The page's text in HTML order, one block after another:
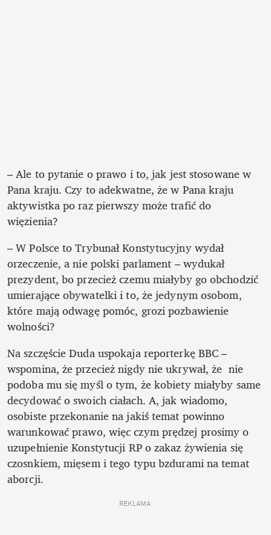
– Ale to pytanie o prawo i to, jak jest stosowane w
Pana kraju. Czy to adekwatne, że w Pana kraju
aktywistka po raz pierwszy może trafić do
więzienia?
– W Polsce to Trybunał Konstytucyjny wydał
orzeczenie, a nie polski parlament – wydukał
prezydent, bo przecież czemu miałyby go obchodzić
umierające obywatelki i to, że jedynym osobom,
które mają odwagę pomóc, grozi pozbawienie
wolności?
Na szczęście Duda uspokaja reporterkę BBC –
wspomina, że przecież nigdy nie ukrywał, że  nie
podoba mu się myśl o tym, że kobiety miałyby same
decydować o swoich ciałach. A, jak wiadomo,
osobiste przekonanie na jakiś temat powinno
warunkować prawo, więc czym prędzej prosimy o
uzupełnienie Konstytucji RP o zakaz żywienia się
czosnkiem, mięsem i tego typu bzdurami na temat
aborcji.
REKLAMA